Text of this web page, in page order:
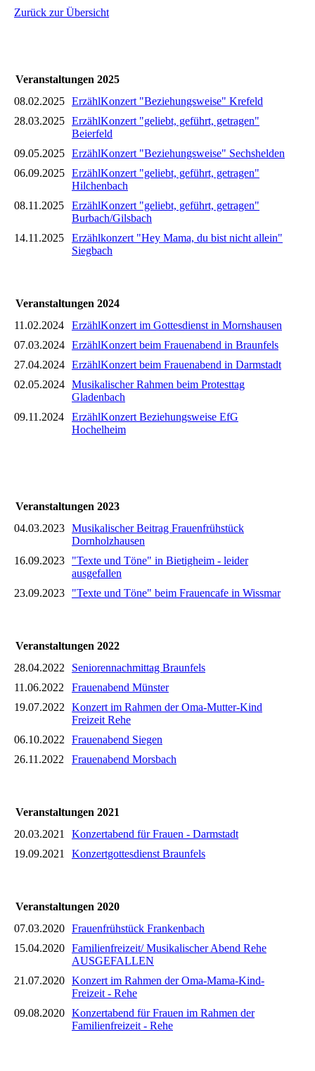
Zurück zur Übersicht
Veranstaltungen 2025
08.02.2025 ErzählKonzert "Beziehungsweise" Krefeld
28.03.2025 ErzählKonzert "geliebt, geführt, getragen"
Beierfeld
09.05.2025 ErzählKonzert "Beziehungsweise" Sechshelden
06.09.2025 ErzählKonzert "geliebt, geführt, getragen"
Hilchenbach
08.11.2025
ErzählKonzert "geliebt, geführt, getragen"
Burbach/Gilsbach
14.11.2025
Erzählkonzert "Hey Mama, du bist nicht allein"
Siegbach
Veranstaltungen 2024
11.02.2024
ErzählKonzert im Gottesdienst in Mornshausen
07.03.2024 ErzählKonzert beim Frauenabend in Braunfels
27.04.2024 ErzählKonzert beim Frauenabend in Darmstadt
02.05.2024 Musikalischer Rahmen beim Protesttag
Gladenbach
09.11.2024
ErzählKonzert Beziehungsweise EfG
Hochelheim
Veranstaltungen 2023
04.03.2023 Musikalischer Beitrag Frauenfrühstück
Dornholzhausen
16.09.2023
"Texte und Töne" in Bietigheim - leider
ausgefallen
23.09.2023
"Texte und Töne" beim Frauencafe in Wissmar
Veranstaltungen 2022
28.04.2022
Seniorennachmittag Braunfels
11.06.2022
Frauenabend Münster
19.07.2022
Konzert im Rahmen der Oma-Mutter-Kind
Freizeit Rehe
06.10.2022
Frauenabend Siegen
26.11.2022
Frauenabend Morsbach
Veranstaltungen 2021
20.03.2021
Konzertabend für Frauen - Darmstadt
19.09.2021
Konzertgottesdienst Braunfels
Veranstaltungen 2020
07.03.2020 Frauenfrühstück Frankenbach
15.04.2020 Familienfreizeit/ Musikalischer Abend Rehe
AUSGEFALLEN
21.07.2020 Konzert im Rahmen der Oma-Mama-Kind-
Freizeit - Rehe
09.08.2020 Konzertabend für Frauen im Rahmen der
Familienfreizeit - Rehe